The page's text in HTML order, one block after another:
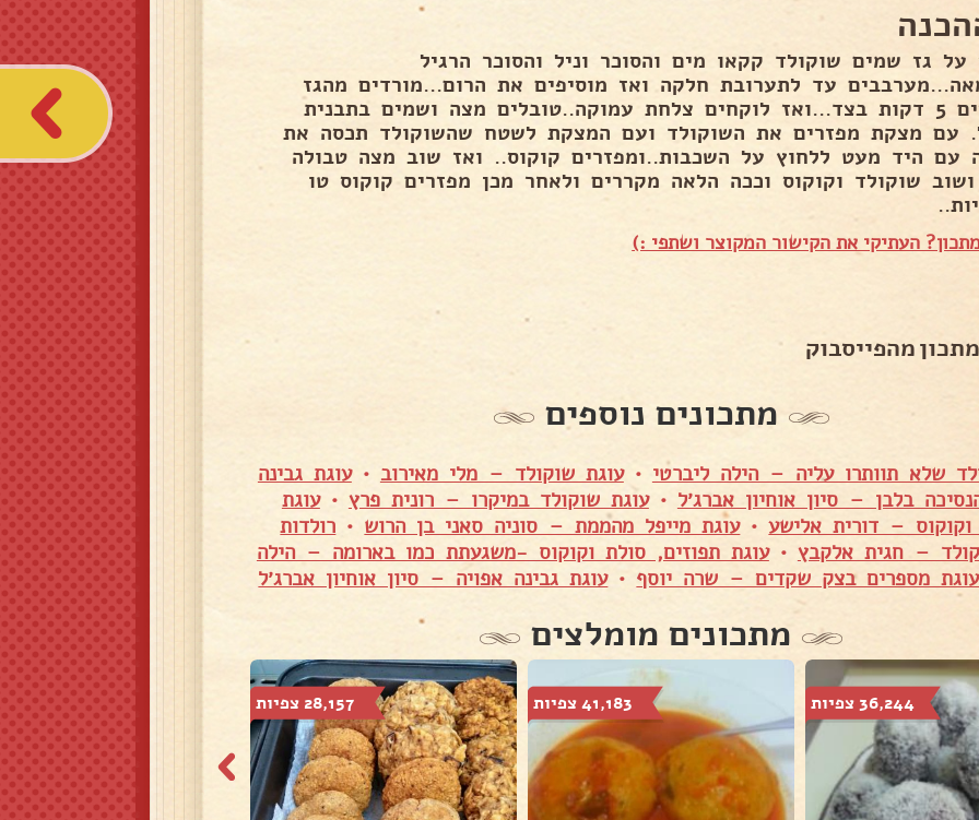
על גז שמים שוקולד קקאו מים והסוכר וניל והסוכר הרגיל
עד לתערובת חלקה ואז מוסיפים את הרום...מורדים מהגז
מניחים 5 דקות בצד...ואז לוקחים צלחת עמוקה..טובלים מצה ושמים בתבנית
עם מצקת מפזרים את השוקולד ועם המצקת לשטח שהשוקולד תכסה את
עם היד מעט ללחוץ על השכבות..ומפזרים קוקוס.. ואז שוב מצה טבולה
ושוב שוקולד וקוקוס וככה הלאה מקררים ולאחר מכן מפזרים קוקוס טו
העתיקי את הקישור המקוצר ושתפי :)
מהפייסבוק
מתכונים נוספים
שלא תוותרו עליה – הילה ליברטי•עוגת שוקולד – מלי מאירוב•עוגת גבינה
בלבן – סיון אוחיון אברג׳ל •עוגת שוקולד במיקרו – רונית פרץ•עוגת
וקוקוס – דורית אלישע•עוגת מייפל מהממת – סוניה סאני בן הרוש•רולדות
– חגית אלקבץ•עוגת תפוזים, סולת וקוקוס -משגעתת כמו בארומה – הילה
עוגת מספרים בצק שקדים – שרה יוסף•עוגת גבינה אפויה – סיון אוחיון אברג׳ל
מתכונים מומלצים
36,244 צפיות 41,183 צפיות 28,157 צפיות